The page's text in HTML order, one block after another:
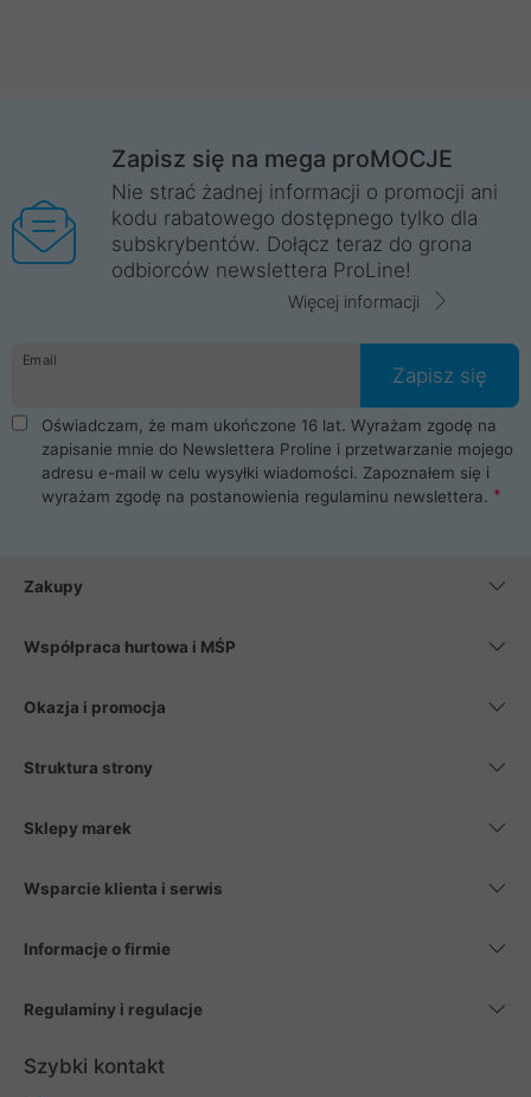
Zapisz się na mega proMOCJE
Nie strać żadnej informacji o promocji ani
kodu rabatowego dostępnego tylko dla
subskrybentów. Dołącz teraz do grona
odbiorców newslettera ProLine!
Więcej informacji
Email
Zapisz się
Oświadczam, że mam ukończone 16 lat. Wyrażam zgodę na
zapisanie mnie do Newslettera Proline i przetwarzanie mojego
adresu e-mail w celu wysyłki wiadomości. Zapoznałem się i
wyrażam zgodę na postanowienia regulaminu newslettera.
Zakupy
Współpraca hurtowa i MŚP
Okazja i promocja
Struktura strony
Sklepy marek
Wsparcie klienta i serwis
Informacje o firmie
Regulaminy i regulacje
Szybki kontakt